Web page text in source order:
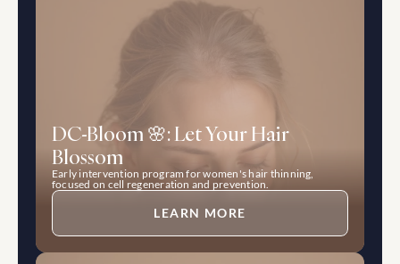
Early intervention program for women's hair thinning,
focused on cell regeneration and prevention.
DC-Bloom 🌸: Let Your Hair
Blossom
LEARN MORE